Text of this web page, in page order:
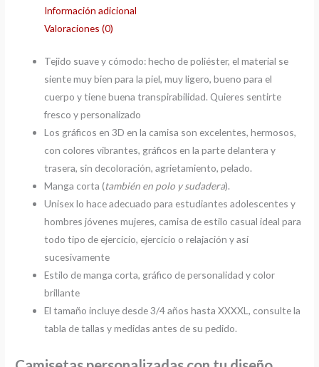
Información adicional
Valoraciones (0)
Tejido suave y cómodo: hecho de poliéster, el material se
siente muy bien para la piel, muy ligero, bueno para el
cuerpo y tiene buena transpirabilidad. Quieres sentirte
fresco y personalizado
Los gráficos en 3D en la camisa son excelentes, hermosos,
con colores vibrantes, gráficos en la parte delantera y
trasera, sin decoloración, agrietamiento, pelado.
Manga corta (también en polo y sudadera).
Unisex lo hace adecuado para estudiantes adolescentes y
hombres jóvenes mujeres, camisa de estilo casual ideal para
todo tipo de ejercicio, ejercicio o relajación y así
sucesivamente
Estilo de manga corta, gráfico de personalidad y color
brillante
El tamaño incluye desde 3/4 años hasta XXXXL, consulte la
tabla de tallas y medidas antes de su pedido.